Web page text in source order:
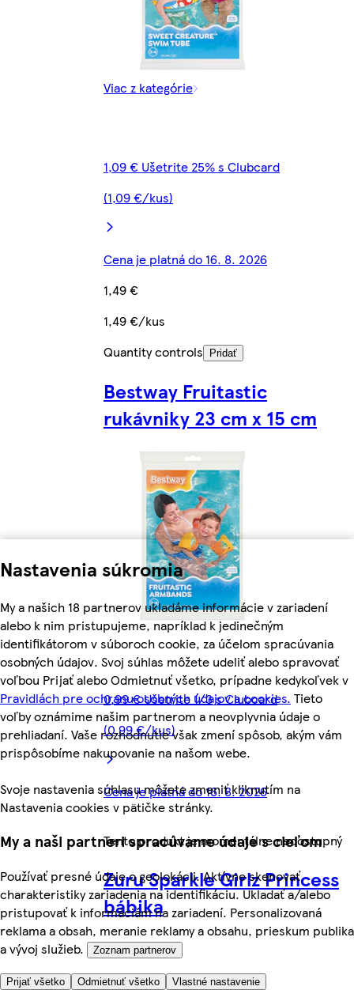
Nastavenia súkromia
My a našich 18 partnerov ukladáme informácie v zariadení
alebo k nim pristupujeme, napríklad k jedinečným
identifikátorom v súboroch cookie, za účelom spracúvania
osobných údajov. Svoj súhlas môžete udeliť alebo spravovať
voľbou Prijať alebo Odmietnuť všetko, prípadne kedykoľvek v
Pravidlách pre ochranu osobných údajov a cookies. Tieto
voľby oznámime našim partnerom a neovplyvnia údaje o
prehliadaní. Vaše rozhodnutie však zmení spôsob, akým vám
prispôsobíme nakupovanie na našom webe.
Svoje nastavenia súhlasu môžete zmeniť kliknutím na
Nastavenia cookies v pätičke stránky.
My a naši partneri spracúvame údaje s cieľom
Používať presné údaje o geolokácii. Aktívne skenovať
charakteristiky zariadenia na identifikáciu. Ukladať a/alebo
pristupovať k informáciám na zariadení. Personalizovaná
reklama a obsah, meranie reklamy a obsahu, prieskum publika
a vývoj služieb.
Zoznam partnerov
Prijať všetko Odmietnuť všetko Vlastné nastavenie
Viac z kategórie
1,09 € Ušetrite 25% s Clubcard
(1,09 €/kus)
Cena je platná do 16. 8. 2026
1,49 €
1,49 €/kus
Quantity controls
Pridať
Bestway Fruitastic
rukávniky 23 cm x 15 cm
0,99 € Ušetrite 1/3 s Clubcard
(0,99 €/kus)
Cena je platná do 16. 8. 2026
Tento produkt je momentálne nedostupný
Zuru Sparkle Girlz Princess
bábika